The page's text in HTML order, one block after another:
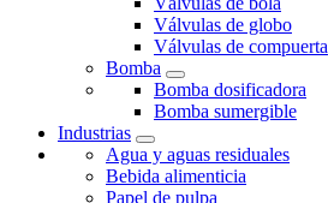
Válvulas de globo
Válvulas de compuerta
Bomba
Bomba dosificadora
Bomba sumergible
Industrias
Agua y aguas residuales
Bebida alimenticia
Papel de pulpa